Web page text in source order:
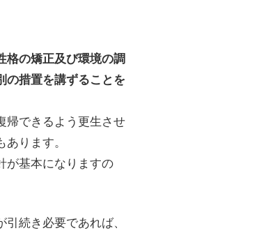
格の矯正及び環境の調
の措置を講ずることを
帰できるよう更生させ
ります。
が基本になりますの
続き必要であれば、